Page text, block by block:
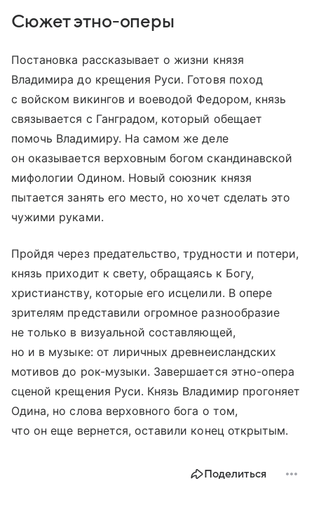
Сюжет этно-оперы
Постановка рассказывает о жизни князя
Владимира до крещения Руси. Готовя поход
с войском викингов и воеводой Федором, князь
связывается с Ганградом, который обещает
помочь Владимиру. На самом же деле
он оказывается верховным богом скандинавской
мифологии Одином. Новый союзник князя
пытается занять его место, но хочет сделать это
чужими руками.
Пройдя через предательство, трудности и потери,
князь приходит к свету, обращаясь к Богу,
христианству, которые его исцелили. В опере
зрителям представили огромное разнообразие
не только в визуальной составляющей,
но и в музыке: от лиричных древнеисландских
мотивов до рок-музыки. Завершается этно-опера
сценой крещения Руси. Князь Владимир прогоняет
Одина, но слова верховного бога о том,
что он еще вернется, оставили конец открытым.
Поделиться